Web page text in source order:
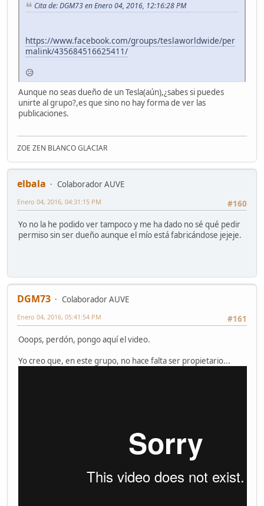
Cita de: DGM73 en Enero 04, 2016, 12:16:28 PM
https://www.facebook.com/groups/teslaworldwide/per
malink/435684516625411/
😥
Aunque no seas dueño de un Tesla(aún),¿sabes si puedes
unirte al grupo?,es que sino no hay forma de ver las
publicaciones.
ZOE ZEN BLANCO GLACIAR
elbala
Colaborador AUVE
#160
Enero 04, 2016, 04:31:15 PM
Yo no la he podido ver tampoco y me ha dado no sé qué pedir
permiso sin ser dueño aunque el mío está fabricándose jejeje.
DGM73
Colaborador AUVE
#161
Enero 04, 2016, 05:41:54 PM
Ooops, perdón, pongo aquí el video.
Yo creo que, en este grupo, no hace falta ser propietario...